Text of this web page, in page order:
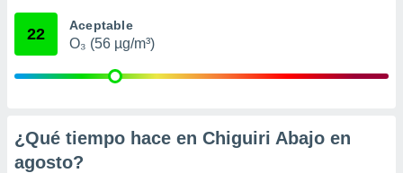
e
publicidad
22 Aceptable
O₃ (56 µg/m³)
¿Qué tiempo hace en Chiguiri Abajo en
agosto?